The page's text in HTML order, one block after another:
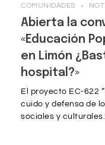
COMUNIDADES
Abierta la
«Educación
en Limón
hospital?»
El proyecto EC-622
cuido y defensa de
sociales y